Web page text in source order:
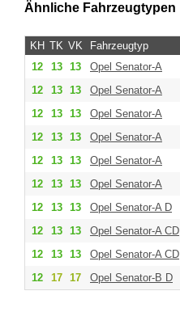
Ähnliche Fahrzeugtypen
KH TK VK Fahrzeugtyp
12
13 13 Opel Senator-A
12
13 13 Opel Senator-A
12
13 13 Opel Senator-A
12
13 13 Opel Senator-A
12
13 13 Opel Senator-A
12
13 13 Opel Senator-A
12
13 13 Opel Senator-A D
12
13 13 Opel Senator-A CD
12
13 13 Opel Senator-A CD
12
17 17 Opel Senator-B D